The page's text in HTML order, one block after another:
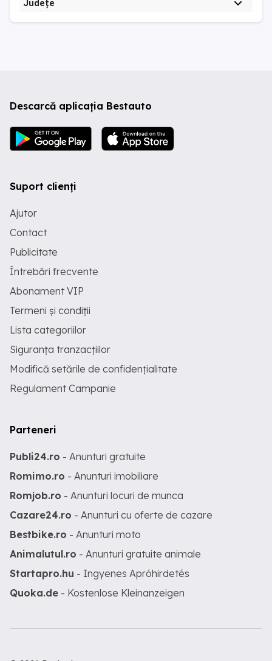
Județe
Descarcă aplicația Bestauto
Suport clienți
Ajutor
Contact
Publicitate
Întrebări frecvente
Abonament VIP
Termeni și condiții
Lista categoriilor
Siguranța tranzacțiilor
Modifică setările de confidențialitate
Regulament Campanie
Parteneri
Publi24.ro - Anunturi gratuite
Romimo.ro - Anunturi imobiliare
Romjob.ro - Anunturi locuri de munca
Cazare24.ro - Anunturi cu oferte de cazare
Bestbike.ro - Anunturi moto
Animalutul.ro - Anunturi gratuite animale
Startapro.hu - Ingyenes Apróhirdetés
Quoka.de - Kostenlose Kleinanzeigen